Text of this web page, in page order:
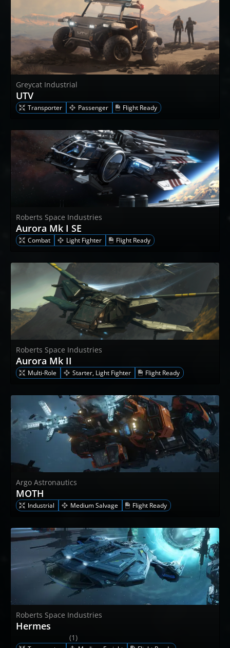
Greycat Industrial
UTV
Transporter Passenger Flight Ready
Roberts Space Industries
Aurora Mk I SE
Combat Light Fighter Flight Ready
Roberts Space Industries
Aurora Mk II
Multi-Role Starter, Light Fighter Flight Ready
Argo Astronautics
MOTH
Industrial Medium Salvage Flight Ready
Roberts Space Industries
Hermes
(1)